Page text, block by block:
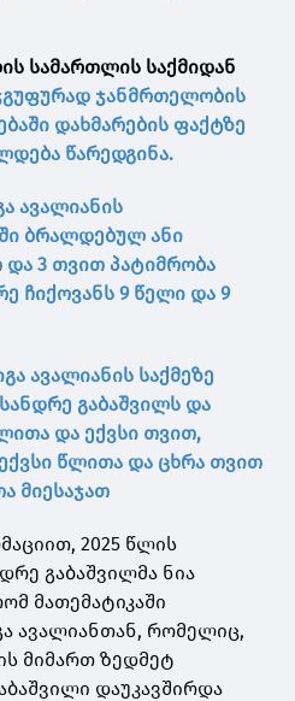
სამართლის საქმიდან
ჯანმრთელობის
დახმარების ფაქტზე
წარედგინა.
ავალიანის
ბრალდებულ ანი
3 თვით პატიმრობა
ჩიქოვანს 9 წელი და 9
ავალიანის საქმეზე
გაბაშვილს და
და ექვსი თვით,
წლითა და ცხრა თვით
მიესაჯათ
2025 წლის
გაბაშვილმა ნია
მათემატიკაში
ავალიანთან, რომელიც,
მიმართ ზედმეტ
დაუკავშირდა